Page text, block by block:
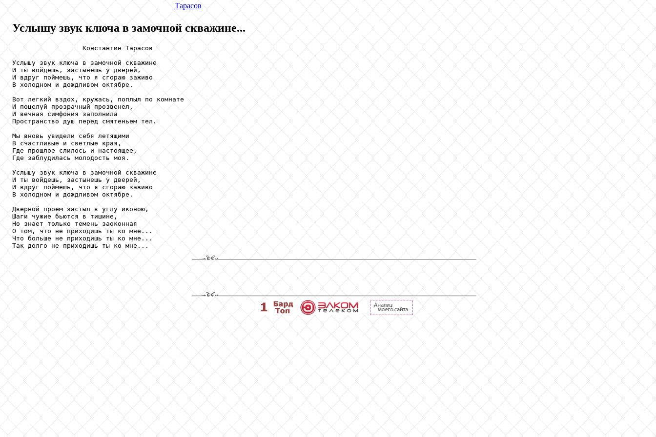
Тарасов
Услышу звук ключа в замочной скважине...
                  Константин Тарасов
Услышу звук ключа в замочной скважине
И ты войдешь, застынешь у дверей,
И вдруг поймешь, что я сгораю заживо
В холодном и дождливом октябре.
Вот легкий вздох, кружась, поплыл по комнате
И поцелуй прозрачный прозвенел,
И вечная симфония заполнила
Пространство душ перед смятеньем тел.
Мы вновь увидели себя летящими
В счастливые и светлые края,
Где прошлое слилось и настоящее,
Где заблудилась молодость моя.
Услышу звук ключа в замочной скважине
И ты войдешь, застынешь у дверей,
И вдруг поймешь, что я сгораю заживо
В холодном и дождливом октябре.
Дверной проем застыл в углу иконою,
Шаги чужие бьются в тишине,
Но знает только темень заоконная
О том, что не приходишь ты ко мне...
Что больше не приходишь ты ко мне...
Так долго не приходишь ты ко мне...